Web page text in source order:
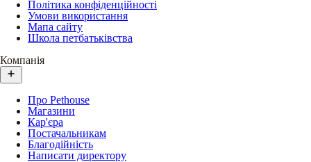
Політика конфіденційності
Умови використання
Мапа сайту
Школа петбатьківства
Компанія
Про Pethouse
Магазини
Кар'єра
Постачальникам
Благодійність
Написати директору